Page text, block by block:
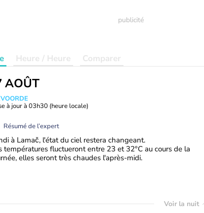
Heure / Heure Comparer
AOÛT
à jour à 03h30 (heure locale)
Résumé de l’expert
à Lamač, l'état du ciel restera changeant.
températures fluctueront entre 23 et 32°C au cours de la
elles seront très chaudes l'après-midi.
Voir la nuit